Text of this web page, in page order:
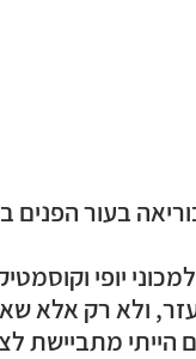
בעור הפנים
יופי
ולא רק אלא
הייתי מתביישת